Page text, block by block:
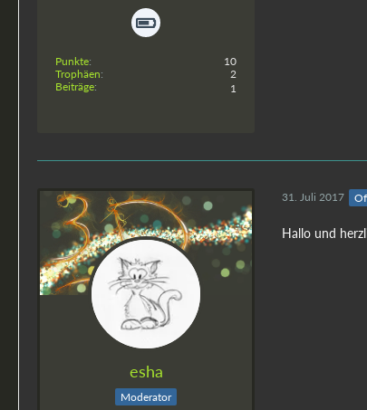
Punkte
10
Trophäen
2
Beiträge
1
esha
Moderator
31. Juli 2017
Hallo und